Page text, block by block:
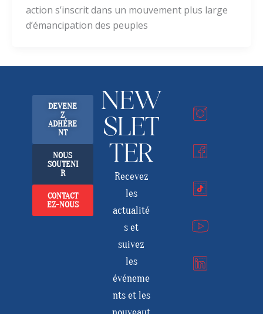
action s’inscrit dans un mouvement plus large
d’émancipation des peuples
DEVENE
Z
ADHÉRE
NT
NOUS
SOUTENI
R
CONTACT
EZ-NOUS
NEW
SLET
TER
Recevez
les
actualité
s et
suivez
les
événeme
nts et les